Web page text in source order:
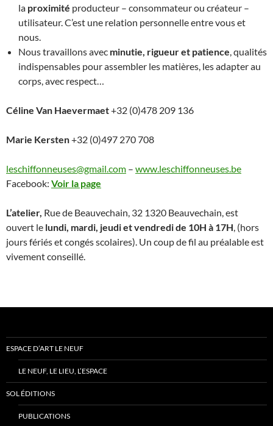
la proximité producteur – consommateur ou créateur –
utilisateur. C’est une relation personnelle entre vous et
nous.
Nous travaillons avec minutie, rigueur et patience, qualités
indispensables pour assembler les matières, les adapter au
corps, avec respect…
Céline Van Haevermaet+32 (0)478 209 136
Marie Kersten+32 (0)497 270 708
leschiffonneuses@gmail.com – www.leschiffonneuses.be
Facebook: Voir la page
L’atelier, Rue de Beauvechain, 32 1320 Beauvechain, est
ouvert le lundi, mardi, jeudi et vendredi de 10H à 17H, (hors
jours fériés et congés scolaires). Un coup de fil au préalable est
vivement conseillé.
ESPACE D’ART LE NEUF
LE NEUF, LE LIEU, L’ESPACE
SOL ÉDITIONS
PUBLICATIONS